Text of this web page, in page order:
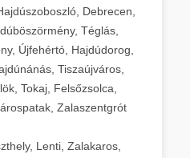
Debrecen,
Téglás,
Újfehértó, Hajdúdorog,
Tiszaújváros,
Tokaj, Felsőzsolca,
Zalaszentgrót
Lenti, Zalakaros,